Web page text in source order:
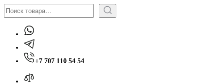
Поиск
+7 707 110 54 54